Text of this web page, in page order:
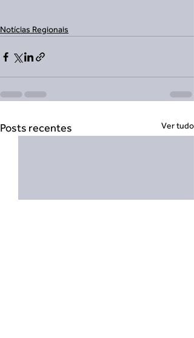
Notícias Regionais
Posts recentes Ver tudo